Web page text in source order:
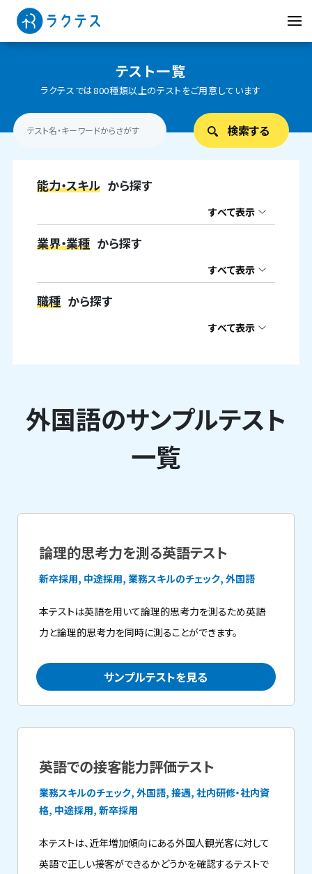
テスト一覧
ラクテスでは800種類以上のテストをご用意しています
能力・スキル から探す
すべて表示
業界・業種 から探す
すべて表示
職種 から探す
すべて表示
外国語のサンプルテスト
一覧
論理的思考力を測る英語テスト
新卒採用, 中途採用, 業務スキルのチェック, 外国語
本テストは英語を用いて論理的思考力を測るため英語
力と論理的思考力を同時に測ることができます。
サンプルテストを見る
英語での接客能力評価テスト
業務スキルのチェック, 外国語, 接遇, 社内研修・社内資
格, 中途採用, 新卒採用
本テストは、近年増加傾向にある外国人観光客に対して
英語で正しい接客ができるかどうかを確認するテストで